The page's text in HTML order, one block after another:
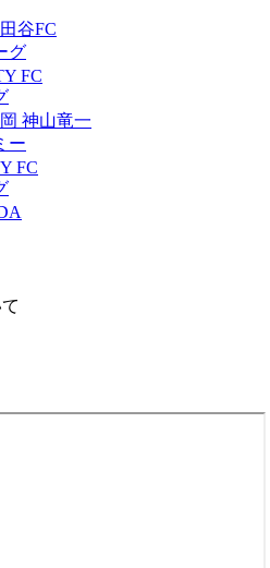
谷FC
グ
FC
神山竜一
ー
FC